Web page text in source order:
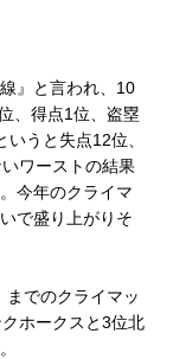
』と言われ、10
、得点1位、盗塁
うと失点12位、
ワーストの結果
今年のクライマ
で盛り上がりそ
でのクライマッ
ホークスと3位北